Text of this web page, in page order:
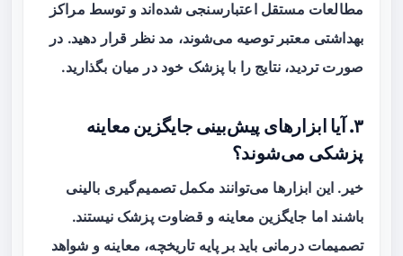
مطالعات مستقل اعتبارسنجی شده‌اند و توسط مراکز
بهداشتی معتبر توصیه می‌شوند، مد نظر قرار دهید. در
صورت تردید، نتایج را با پزشک خود در میان بگذارید.
۳. آیا ابزارهای پیش‌بینی جایگزین معاینه
پزشکی می‌شوند؟
خیر. این ابزارها می‌توانند مکمل تصمیم‌گیری بالینی
باشند اما جایگزین معاینه و قضاوت پزشک نیستند.
تصمیمات درمانی باید بر پایه تاریخچه، معاینه و شواهد